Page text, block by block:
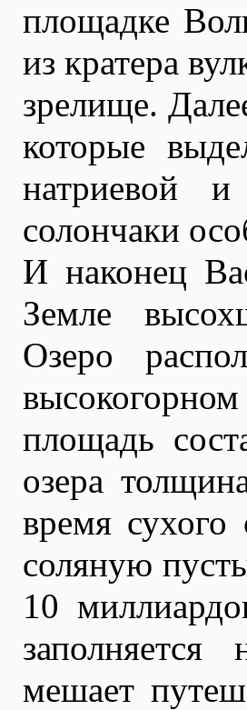
площадке
из кратера
зрелище.
которые
натриевой
солончаки
И наконец
Земле
Озеро
площадь
озера
время сухого
соляную
10
мешает